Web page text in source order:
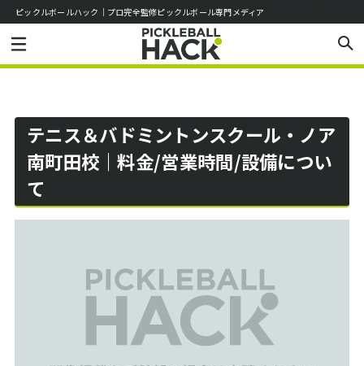
ピックルボールハック｜プロ完全監修ピックルボール専門メディア
テニス＆バドミントンスクール・ノア
南町田校｜料金/営業時間/設備につい
て